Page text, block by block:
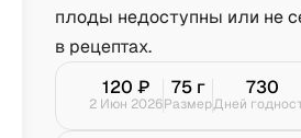
плоды недоступны или не
в рецептах.
120 ₽
2 Июн 2026
75г
Размер
730
Дней